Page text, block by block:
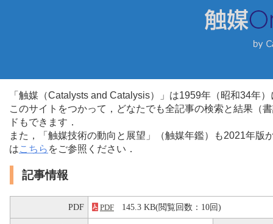
「触媒（Catalysts and Catalysis）」は1959年（昭和34年
このサイトをつかって，どなたでも全記事の検索と結果（
ドもできます．
また，「触媒技術の動向と展望」（触媒年鑑）も2021年
はこちら をご参照ください．
記事情報
PDF PDF 145.3 KB(閲覧回数：10回)